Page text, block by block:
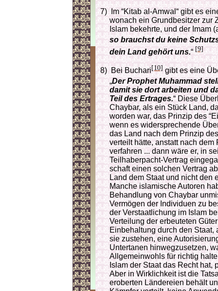
7) Im “Kitab al-Amwal“ gibt es
wonach ein Grundbesitzer zur
Islam bekehrte, und der Imam
so brauchst du keine
dein Land gehört uns.“ [9]
8) Bei Buchari[10]gibt es eine
„Der Prophet Muhammad
damit sie dort arbeiten und
Teil des Ertrages.“ Diese
Chaybar, als ein Stück Land,
worden war, das Prinzip des
wenn es widersprechende
das Land nach dem Prinzip
verteilt hätte, anstatt nach
verfahren ... dann wäre er, in
Teilhaberpacht-Vertrag
schaft einen solchen Vertrag
Land dem Staat und nicht den
Manche islamische Autoren
Behandlung von Chaybar
Ver­mö­gen der Individuen zu
der Verstaatlichung im Islam
Verteilung der erbeuteten
Einbehaltung durch den Staat,
sie zustehen, eine
Untertanen hinwegzusetzen,
Allgemeinwohls für richtig
Islam der Staat das Recht hat,
Aber in Wirklichkeit ist die
eroberten Ländereien behält